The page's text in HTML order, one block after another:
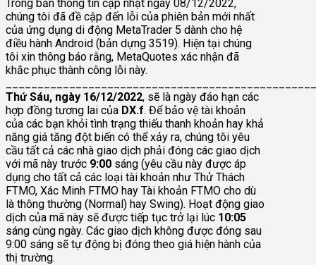
Trong bản thông tin cập nhật ngày 08/12/2022,
chúng tôi đã đề cập đến lỗi của phiên bản mới nhất
của ứng dụng di động MetaTrader 5 dành cho hệ
điều hành Android (bản dựng 3519). Hiện tại chúng
tôi xin thông báo rằng, MetaQuotes xác nhận đã
khắc phục thành công lỗi này.
Thứ Sáu, ngày 16/12/2022, sẽ là ngày đáo hạn các
hợp đồng tương lai của DX.f. Để bảo vệ tài khoản
của các bạn khỏi tình trạng thiếu thanh khoản hay khả
năng giá tăng đột biến có thể xảy ra, chúng tôi yêu
cầu tất cả các nhà giao dịch phải đóng các giao dịch
với mã này trước 9:00 sáng (yêu cầu này được áp
dụng cho tất cả các loại tài khoản như Thử Thách
FTMO, Xác Minh FTMO hay Tài khoản FTMO cho dù
là thông thường (Normal) hay Swing). Hoạt động giao
dịch của mã này sẽ được tiếp tục trở lại lúc 10:05
sáng cùng ngày. Các giao dịch không được đóng sau
9:00 sáng sẽ tự động bị đóng theo giá hiện hành của
thị trường.